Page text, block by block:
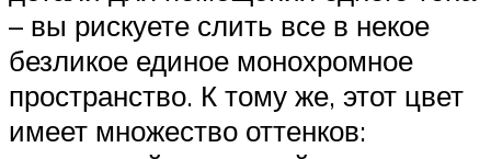
– вы рискуете слить все в некое
безликое единое монохромное
пространство. К тому же, этот цвет
имеет множество оттенков: